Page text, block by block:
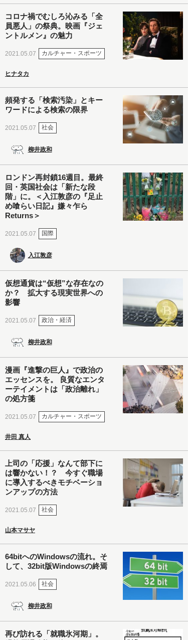
コロナ禍でむしろ沁みる「全
員悪人」の祭典。映画『ジェ
ントルメン』の魅力
2021.05.07 カルチャー・スポーツ
ヒナタカ
頻発する「検索汚染」とキー
ワードによる検索の限界
2021.05.07 社会
柳井政和
ロンドン再封鎖16週目。最終
回・英国社会は「新たな段
階」に。＜入江敦彦の『足止
め喰らい日記』嫌々乍ら
Returns＞
2021.05.07 国際
入江敦彦
仮想通貨は“仮想”な存在なの
か？ 拡大する現実世界への
影響
2021.05.07 政治・経済
柳井政和
漫画『進撃の巨人』で政治の
エッセンスを。 良質なエンタ
ーテイメントは「政治離れ」
の処方箋
2021.05.07 カルチャー・スポーツ
井田 真人
上司の「応援」なんて部下に
は響かない！？ 今すぐ職場
に導入するべきモチベーショ
ンアップの方法
2021.05.07 社会
山本マサヤ
64bitへのWindowsの流れ。そ
して、32bit版Windowsの終焉
2021.05.06 社会
柳井政和
再び訪れる「就職氷河期」。